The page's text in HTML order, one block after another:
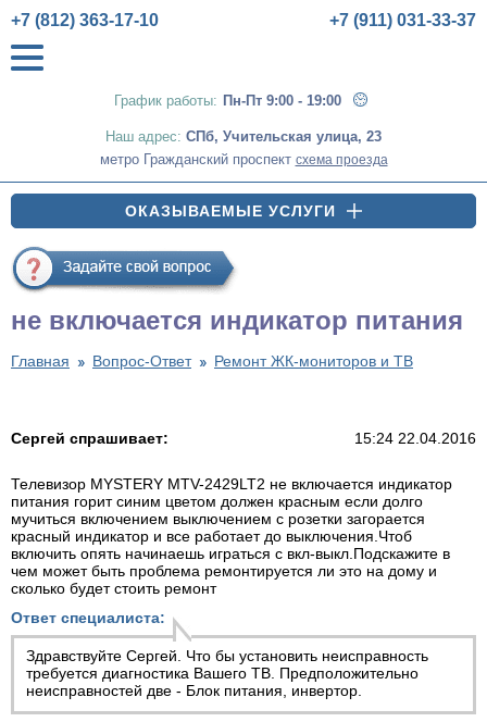
График работы: Пн-Пт 9:00 - 19:00
+7 (812) 363-17-10 +7 (911) 031-33-37
Наш адрес: СПб, Учительская улица, 23
метро Гражданский проспект схема проезда
ОКАЗЫВАЕМЫЕ УСЛУГИ
не включается индикатор питания
Главная Вопрос-Ответ Ремонт ЖК-мониторов и ТВ
Сергей спрашивает: 15:24 22.04.2016
Телевизор MYSTERY MTV-2429LT2 не включается индикатор
питания горит синим цветом должен красным если долго
мучиться включением выключением с розетки загорается
красный индикатор и все работает до выключения.Чтоб
включить опять начинаешь играться с вкл-выкл.Подскажите в
чем может быть проблема ремонтируется ли это на дому и
сколько будет стоить ремонт
Ответ специалиста:
Здравствуйте Сергей. Что бы установить неисправность
требуется диагностика Вашего ТВ. Предположительно
неисправностей две - Блок питания, инвертор.